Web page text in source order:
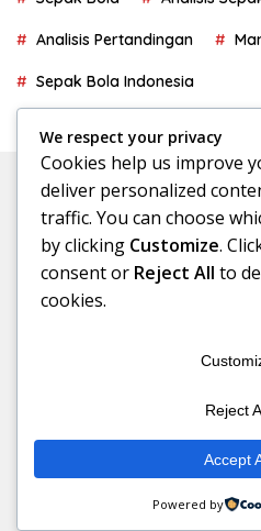
Analisis Pertandingan
Sepak Bola Indonesia
Copyright © AntarSport.com |
Bola | Jadwal
We respect your privacy
Cookies help us improve
deliver personalized
traffic. You can choose
by clicking Customize.
consent or Reject All to
cookies.
Reject
Accept
Powered by